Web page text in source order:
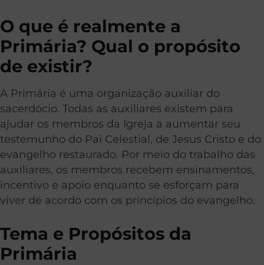
O que é realmente a
Primária? Qual o propósito
de existir?
A Primária é uma organização auxiliar do
sacerdócio. Todas as auxiliares existem para
ajudar os membros da Igreja a aumentar seu
testemunho do Pai Celestial, de Jesus Cristo e do
evangelho restaurado. Por meio do trabalho das
auxiliares, os membros recebem ensinamentos,
incentivo e apoio enquanto se esforçam para
viver de acordo com os princípios do evangelho.
Tema e Propósitos da
Primária